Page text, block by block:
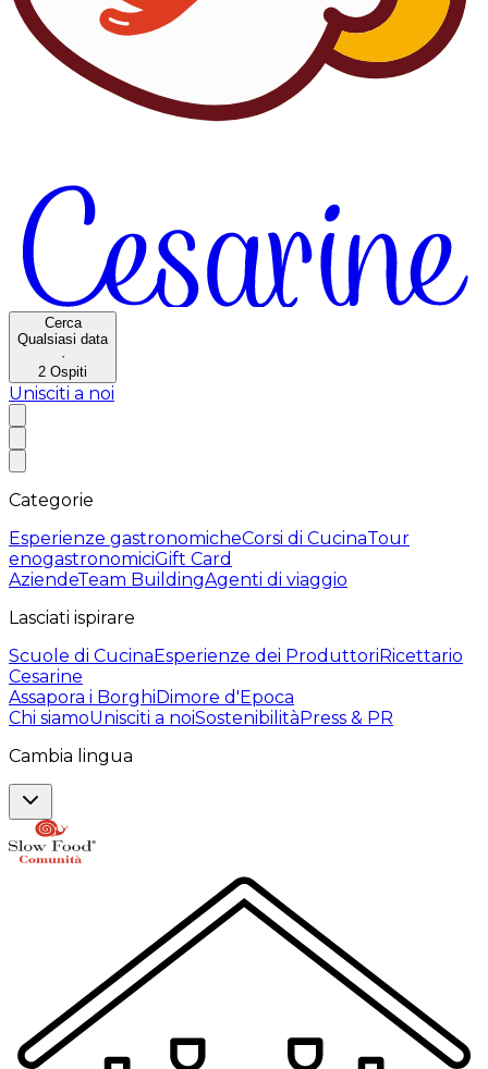
Cerca
Qualsiasi data
·
2 Ospiti
Unisciti a noi
Categorie
Esperienze gastronomicheCorsi di CucinaTour
enogastronomiciGift Card
AziendeTeam BuildingAgenti di viaggio
Lasciati ispirare
Scuole di CucinaEsperienze dei ProduttoriRicettario
Cesarine
Assapora i BorghiDimore d'Epoca
Chi siamoUnisciti a noiSostenibilitàPress & PR
Cambia lingua